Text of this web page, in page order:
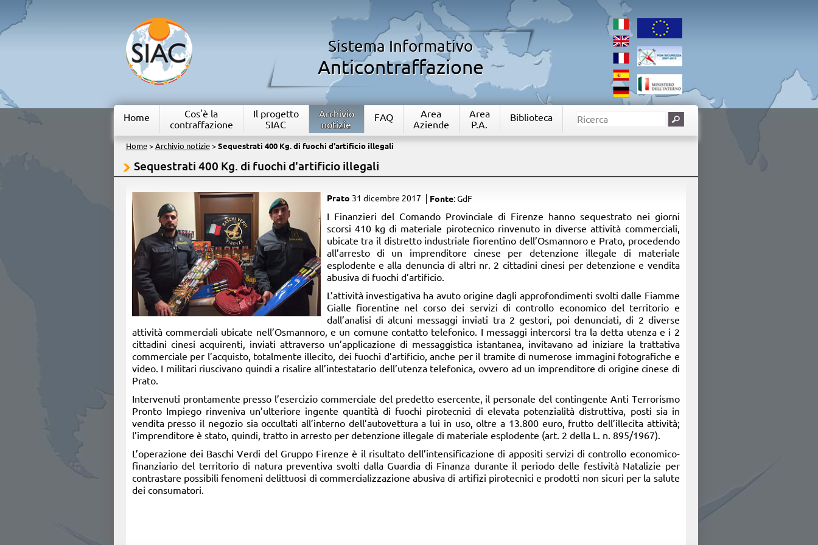
Sistema Informativo
Anticontraffazione
Home
Cos'è la
contraffazione
Il progetto
SIAC
Archivio
notizie
FAQ
Area
Aziende
Area
P.A.
Biblioteca
Home> Archivio notizie> Sequestrati 400 Kg. di fuochi d'artificio illegali
Sequestrati 400 Kg. di fuochi d'artificio illegali
Prato 31 dicembre 2017 Fonte: GdF
​I Finanzieri del Comando Provinciale di Firenze hanno sequestrato nei giorni
scorsi 410 kg di materiale pirotecnico rinvenuto in diverse attività commerciali,
ubicate tra il distretto industriale fiorentino dell’Osmannoro e Prato, procedendo
all’arresto di un imprenditore cinese per detenzione illegale di materiale
esplodente e alla denuncia di altri nr. 2 cittadini cinesi per detenzione e vendita
abusiva di fuochi d’artificio.
L’attività investigativa ha avuto origine dagli approfondimenti svolti dalle Fiamme
Gialle fiorentine nel corso dei servizi di controllo economico del territorio e
dall’analisi di alcuni messaggi inviati tra 2 gestori, poi denunciati, di 2 diverse
attività commerciali ubicate nell’Osmannoro, e un comune contatto telefonico. I messaggi intercorsi tra la detta utenza e i 2
cittadini cinesi acquirenti, inviati attraverso un’applicazione di messaggistica istantanea, invitavano ad iniziare la trattativa
commerciale per l’acquisto, totalmente illecito, dei fuochi d’artificio, anche per il tramite di numerose immagini fotografiche e
video. I militari riuscivano quindi a risalire all’intestatario dell’utenza telefonica, ovvero ad un imprenditore di origine cinese di
Prato.
Intervenuti prontamente presso l’esercizio commerciale del predetto esercente, il personale del contingente Anti Terrorismo
Pronto Impiego rinveniva un’ulteriore ingente quantità di fuochi pirotecnici di elevata potenzialità distruttiva, posti sia in
vendita presso il negozio sia occultati all’interno dell’autovettura a lui in uso, oltre a 13.800 euro, frutto dell’illecita attività;
l’imprenditore è stato, quindi, tratto in arresto per detenzione illegale di materiale esplodente (art. 2 della L. n. 895/1967).
L’operazione dei Baschi Verdi del Gruppo Firenze è il risultato dell’intensificazione di appositi servizi di controllo economico-
finanziario del territorio di natura preventiva svolti dalla Guardia di Finanza durante il periodo delle festività Natalizie per
contrastare possibili fenomeni delittuosi di commercializzazione abusiva di artifizi pirotecnici e prodotti non sicuri per la salute
dei consumatori.